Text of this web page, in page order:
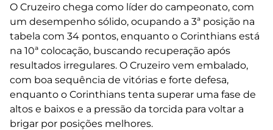
O Cruzeiro chega como líder do campeonato, com
um desempenho sólido, ocupando a 3ª posição na
tabela com 34 pontos, enquanto o Corinthians está
na 10ª colocação, buscando recuperação após
resultados irregulares. O Cruzeiro vem embalado,
com boa sequência de vitórias e forte defesa,
enquanto o Corinthians tenta superar uma fase de
altos e baixos e a pressão da torcida para voltar a
brigar por posições melhores.